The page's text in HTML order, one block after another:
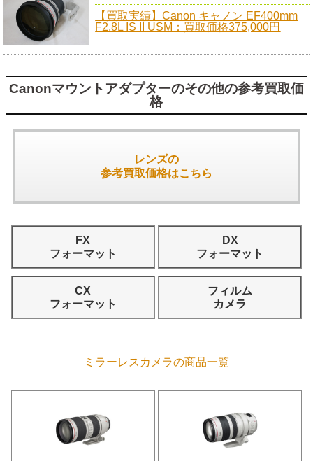
【買取実績】Canon キャノン EF400mm
F2.8L IS II USM：買取価格375,000円
Canonマウントアダプターのその他の参考買取価
格
レンズの
参考買取価格はこちら
FX
フォーマット
DX
フォーマット
CX
フォーマット
フィルム
カメラ
ミラーレスカメラの商品一覧